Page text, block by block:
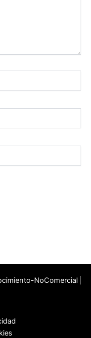
NoComercial |